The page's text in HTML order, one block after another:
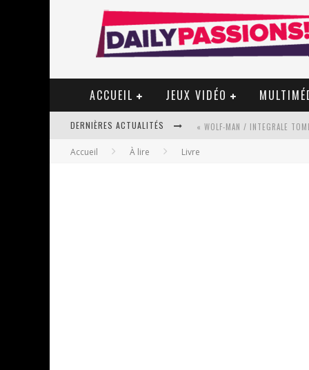
ACCUEIL JEUX VIDÉO
DERNIÈRES ACTUALITÉS « WOLF-MAN / INTEGRALE
Accueil À lire Livre